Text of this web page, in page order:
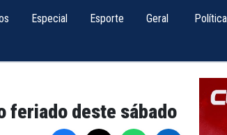
Especial Esporte Geral Política
feriado deste sábado